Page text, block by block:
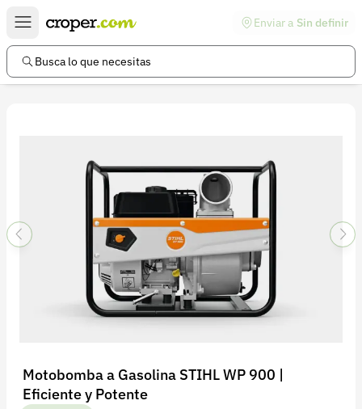
Enviar a Sin definir
Busca lo que necesitas
Motobomba a Gasolina STIHL WP 900 |
Eficiente y Potente
Enlaces de interés
Preguntas frecuentes
Términos y condiciones
Política de devoluciones
Política de privacidad
Recuperar contraseña
Contacto